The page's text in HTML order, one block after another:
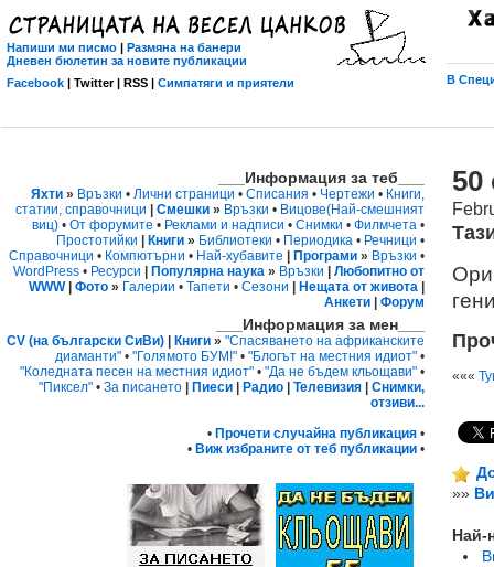
Напиши ми писмо | Размяна на банери
Дневен бюлетин за новите публикации
Facebook | Twitter | RSS | Симпатяги и приятели В
50
«««
»»
Най-
___Информация за теб___
Яхти » Връзки • Лични страници • Списания • Чертежи • Книги,
статии, справочници
Смешки » Връзки • Вицове(Най-смешният
виц) • От форумите • Реклами и надписи • Снимки • Филмчета •
Простотийки
Книги » Библиотеки • Периодика • Речници •
Справочници • Компютърни • Най-хубавите Програми » Връзки •
WordPress • Ресурси Популярна наука » Връзки
Любопитно от
WWW| Фото » Галерии • Тапети • Сезони Нещата от живота
Анкети
Форум
___Информация за мен___
CV (на български СиВи) Книги » "Спасяването на африканските
диаманти" • "Голямото БУМ!" • "Блогът на местния идиот" •
"Коледната песен на местния идиот" • "Да не бъдем кльощави" •
"Пиксел" • За писането Пиеси Радио Телевизия
Снимки,
отзиви...
• Прочети случайна публикация •
• Виж избраните от теб публикации •